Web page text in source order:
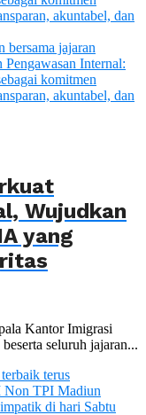
Wujudkan
yang
Kantor Imigrasi
seluruh jajaran...